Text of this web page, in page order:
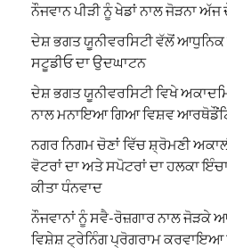
ਨੌਜਵਾਨ ਪੀੜੀ ਨੂੰ ਖੇਡਾਂ ਨਾਲ ਜੋੜਨਾ
ਦੇਸ਼ ਭਗਤ ਯੂਨੀਵਰਸਿਟੀ ਵੱਲੋਂ
ਸਟੂਡੀਓ ਦਾ ਉਦਘਾਟਨ
ਦੇਸ਼ ਭਗਤ ਯੂਨੀਵਰਸਿਟੀ ਵਿਖੇ
ਨਾਲ ਮਨਾਇਆ ਗਿਆ ਵਿਸ਼ਵ
ਨਗਰ ਨਿਗਮ ਚੋਣਾਂ ਵਿੱਚ ਸ਼੍ਰੋਮਣੀ
ਵੋਟਰਾਂ ਦਾ ਅਤੇ ਸਪੋਟਰਾਂ ਦਾ ਹਲਕਾ
ਕੀਤਾ ਧੰਨਵਾਦ
ਨੌਜਵਾਨਾਂ ਨੂੰ ਸਵੈ-ਰੋਜ਼ਗਾਰ ਨਾਲ ਜੋੜਕੇ
ਵਿਸ਼ੇਸ਼ ਟ੍ਰੇਨਿੰਗ ਪ੍ਰੋਗਰਾਮ